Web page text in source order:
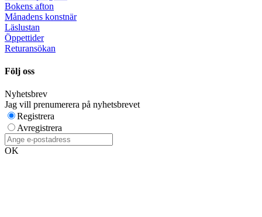
Bokens afton
Månadens konstnär
Läslustan
Öppettider
Returansökan
Följ oss
Nyhetsbrev
Jag vill prenumerera på nyhetsbrevet
Registrera
Avregistrera
OK